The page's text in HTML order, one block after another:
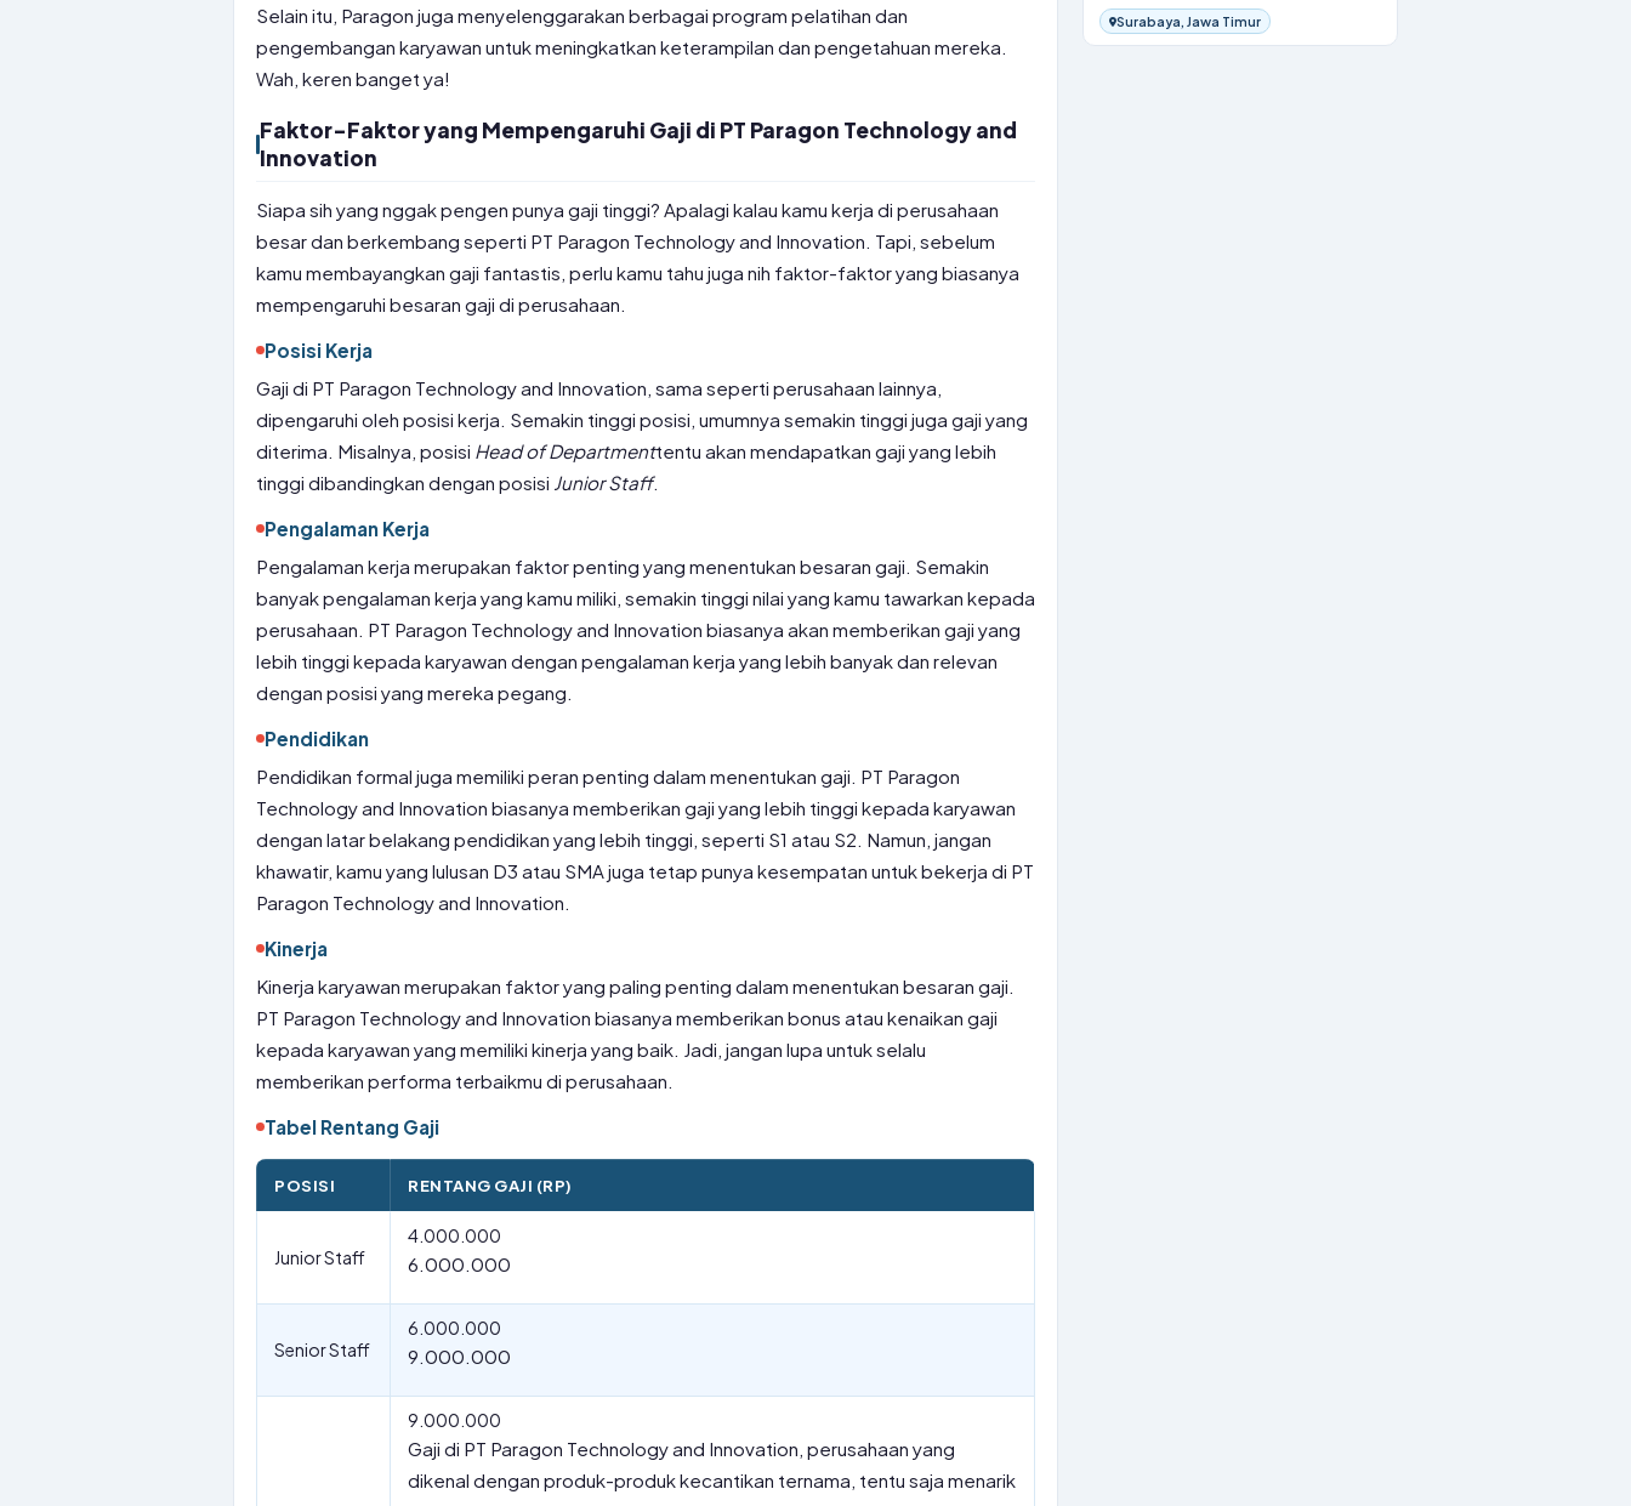
Selain itu, Paragon juga menyelenggarakan berbagai program pelatihan dan
pengembangan karyawan untuk meningkatkan keterampilan dan pengetahuan mereka.
Wah, keren banget ya!
Faktor-Faktor yang Mempengaruhi Gaji di PT Paragon Technology and
Innovation
Siapa sih yang nggak pengen punya gaji tinggi? Apalagi kalau kamu kerja di perusahaan
besar dan berkembang seperti PT Paragon Technology and Innovation. Tapi, sebelum
kamu membayangkan gaji fantastis, perlu kamu tahu juga nih faktor-faktor yang biasanya
mempengaruhi besaran gaji di perusahaan.
Posisi Kerja
Gaji di PT Paragon Technology and Innovation, sama seperti perusahaan lainnya,
dipengaruhi oleh posisi kerja. Semakin tinggi posisi, umumnya semakin tinggi juga gaji yang
diterima. Misalnya, posisi Head of Departmenttentu akan mendapatkan gaji yang lebih
tinggi dibandingkan dengan posisi Junior Staff.
Pengalaman Kerja
Pengalaman kerja merupakan faktor penting yang menentukan besaran gaji. Semakin
banyak pengalaman kerja yang kamu miliki, semakin tinggi nilai yang kamu tawarkan kepada
perusahaan. PT Paragon Technology and Innovation biasanya akan memberikan gaji yang
lebih tinggi kepada karyawan dengan pengalaman kerja yang lebih banyak dan relevan
dengan posisi yang mereka pegang.
Pendidikan
Pendidikan formal juga memiliki peran penting dalam menentukan gaji. PT Paragon
Technology and Innovation biasanya memberikan gaji yang lebih tinggi kepada karyawan
dengan latar belakang pendidikan yang lebih tinggi, seperti S1 atau S2. Namun, jangan
khawatir, kamu yang lulusan D3 atau SMA juga tetap punya kesempatan untuk bekerja di PT
Paragon Technology and Innovation.
Kinerja
Kinerja karyawan merupakan faktor yang paling penting dalam menentukan besaran gaji.
PT Paragon Technology and Innovation biasanya memberikan bonus atau kenaikan gaji
kepada karyawan yang memiliki kinerja yang baik. Jadi, jangan lupa untuk selalu
memberikan performa terbaikmu di perusahaan.
Tabel Rentang Gaji
POSISI RENTANG GAJI (RP)
Junior Staff
4.000.000
6.000.000
Senior Staff
6.000.000
9.000.000
9.000.000
Gaji di PT Paragon Technology and Innovation, perusahaan yang
dikenal dengan produk-produk kecantikan ternama, tentu saja menarik
Surabaya, Jawa Timur